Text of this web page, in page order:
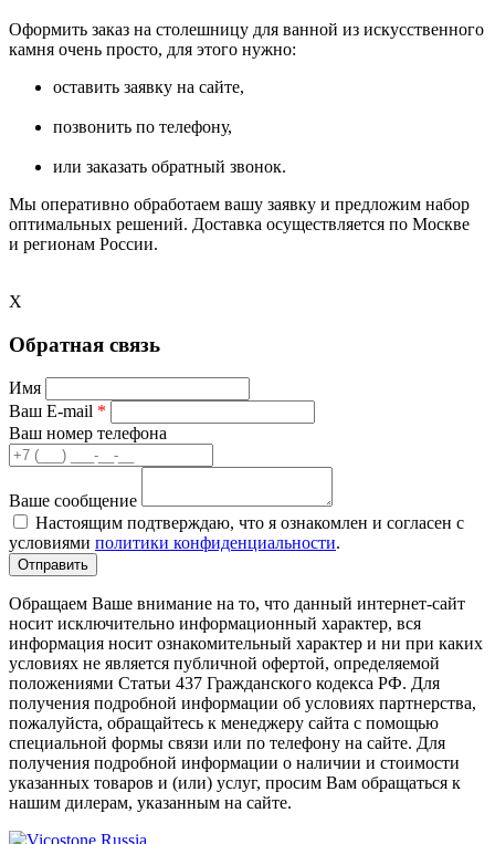
Оформить заказ на столешницу для ванной из искусственного
камня очень просто, для этого нужно:
оставить заявку на сайте,
позвонить по телефону,
или заказать обратный звонок.
Мы оперативно обработаем вашу заявку и предложим набор
оптимальных решений. Доставка осуществляется по Москве
и регионам России.
X
Обратная связь
Имя
Ваш E-mail *
Ваш номер телефона
Ваше сообщение
Настоящим подтверждаю, что я ознакомлен и согласен с
условиями политики конфиденциальности.
Обращаем Ваше внимание на то, что данный интернет-сайт
носит исключительно информационный характер, вся
информация носит ознакомительный характер и ни при каких
условиях не является публичной офертой, определяемой
положениями Статьи 437 Гражданского кодекса РФ. Для
получения подробной информации об условиях партнерства,
пожалуйста, обращайтесь к менеджеру сайта с помощью
специальной формы связи или по телефону на сайте. Для
получения подробной информации о наличии и стоимости
указанных товаров и (или) услуг, просим Вам обращаться к
нашим дилерам, указанным на сайте.